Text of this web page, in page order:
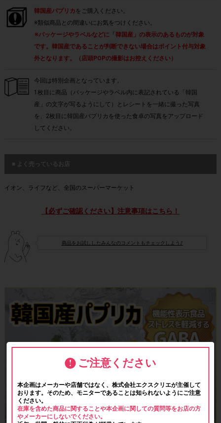
韓国産パプリカ をご購入ください。
※類似商品との間違いにお気をつけください。
※パッケージやラベルなどに「韓国産」の表示のあるものが対象
です。韓国産であることが判断できない場合はポイント付与対象
外となります。（店頭POPの撮影はお控えください）
今回は特別企画となっています。
1枚目に商品（パッケージやラベル内に表記されている「韓国
産」の文字が写るようにして）とレシートを一緒に撮った写真
を、2枚目に韓国産パプリカを使った食卓の写真をアップロード
してください。
■ よく売っているお店
イオン、ライフなど、全国のスーパーマーケット
【必ずご確認ください】注意事項はこちら！
商品をお試ししたみんなのコメントもチェックしよう♪
ご注意ください
本企画はメーカーや店舗ではなく、株式会社エクスクリエが主催して
おります。そのため、モニターであることは知られないようにご注意
ください。
在庫を含めた商品に関することや本企画に関しての質問等をお店の方
やメーカーにしないでください。